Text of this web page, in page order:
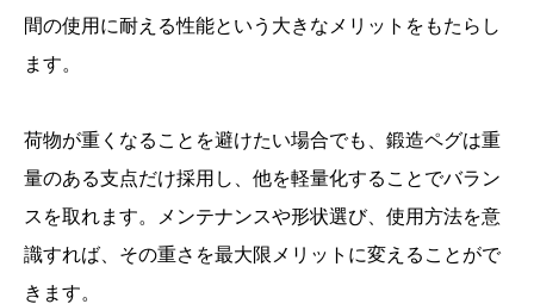
間の使用に耐える性能という大きなメリットをもたらし
ます。
荷物が重くなることを避けたい場合でも、鍛造ペグは重
量のある支点だけ採用し、他を軽量化することでバラン
スを取れます。メンテナンスや形状選び、使用方法を意
識すれば、その重さを最大限メリットに変えることがで
きます。